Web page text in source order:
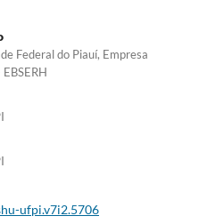
Federal do Piauí, Empresa
ufpi.v7i2.5706